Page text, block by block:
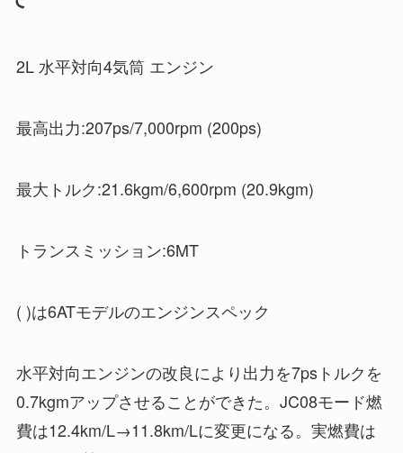
2L 水平対向4気筒 エンジン
最高出力:207ps/7,000rpm (200ps)
最大トルク:21.6kgm/6,600rpm (20.9kgm)
トランスミッション:6MT
( )は6ATモデルのエンジンスペック
水平対向エンジンの改良により出力を7psトルクを
0.7kgmアップさせることができた。JC08モード燃
費は12.4km/L→11.8km/Lに変更になる。実燃費は